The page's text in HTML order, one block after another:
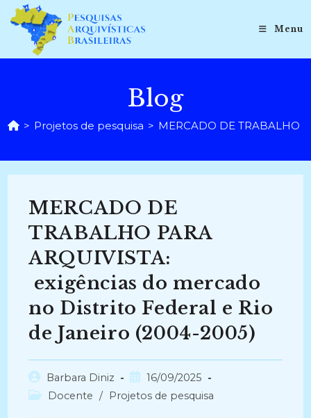
para
conteúdo
Menu
Blog
> Projetos de pesquisa > MERCADO DE TRABALHO
MERCADO DE
TRABALHO PARA
ARQUIVISTA:
exigências do mercado
no Distrito Federal e Rio
de Janeiro (2004-2005)
Autor
do
Barbara Diniz
Post
publicado:
16/09/2025
Categoria
Docente / Projetos de pesquisa